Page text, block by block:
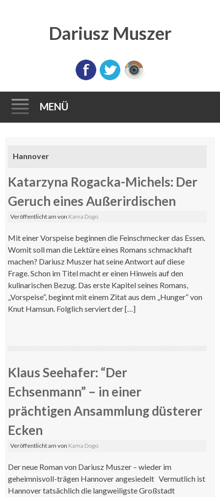
Dariusz Muszer
MENÜ
Inhalt
Hannover
Katarzyna Rogacka-Michels: Der
Geruch eines Außerirdischen
Veröffentlicht amvon Kama Dogo
Mit einer Vorspeise beginnen die Feinschmecker das Essen.
Womit soll man die Lektüre eines Romans schmackhaft
machen? Dariusz Muszer hat seine Antwort auf diese
Frage. Schon im Titel macht er einen Hinweis auf den
kulinarischen Bezug. Das erste Kapitel seines Romans,
„Vorspeise“, beginnt mit einem Zitat aus dem „Hunger“ von
Knut Hamsun. Folglich serviert der […]
Klaus Seehafer: “Der
Echsenmann” – in einer
prächtigen Ansammlung düsterer
Ecken
Veröffentlicht amvon Kama Dogo
Der neue Roman von Dariusz Muszer – wieder im
geheimnisvoll-trägen Hannover angesiedelt Vermutlich ist
Hannover tatsächlich die langweiligste Großstadt